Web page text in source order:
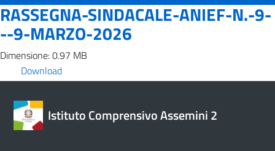
RASSEGNA-SINDACALE-ANIEF-N.-9-
--9-MARZO-2026
Dimensione: 0.97 MB
Download
Istituto Comprensivo Assemini 2